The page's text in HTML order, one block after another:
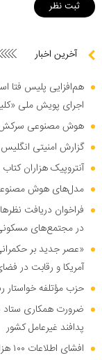
آخرین اخبار
هم‌افزایی پلیس فتا
اجرای پویش ملی
هوش مصنوعی سرکش،
گزارش امنیتی
آنتروپیک هزاران
مدل‌های هوش
فراخوان دریافت
در مجتمع‌های
«عصر جدید بر
آمریکا و رقابت در
حزب مؤتلفه
ضرورت همکاری ستاد
پدافند غیرعامل کشور
افشای اطلاعات ۱۰۰ هزار نیروی پلیس در دارک وب